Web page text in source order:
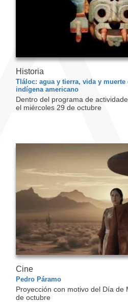
Historia
Tláloc: agua y tierra, vida y muerte
indígena americano
Dentro del programa de
el miércoles 29 de octubre
Cine
Pedro Páramo
Proyección con motivo del Día de
de octubre